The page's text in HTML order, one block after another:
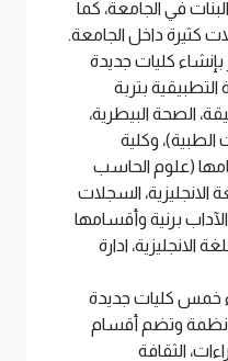
في الجامعة، كما
كثيرة داخل الجامعة.
صدر أمر بإنشاء كليات جديدة
التطبيقية بتربة
الصحة البيطرية،
الطبية)، وكلية
(علوم الحاسب
الانجليزية، السجلات
برنية وأقسامها
الانجليزية، ادارة
تم إنشاء خمس كليات جديدة
وتضم أقسام
الثقافة